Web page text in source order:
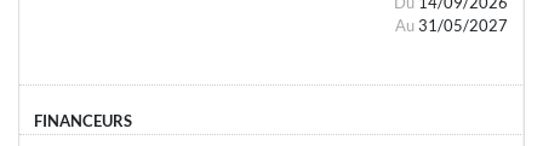
Au 31/05/2027